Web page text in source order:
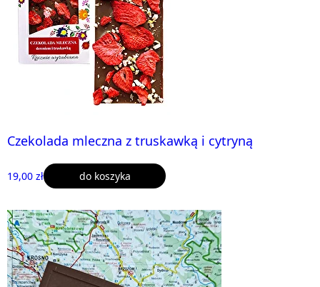
Czekolada mleczna z truskawką i cytryną
19,00 zł do koszyka